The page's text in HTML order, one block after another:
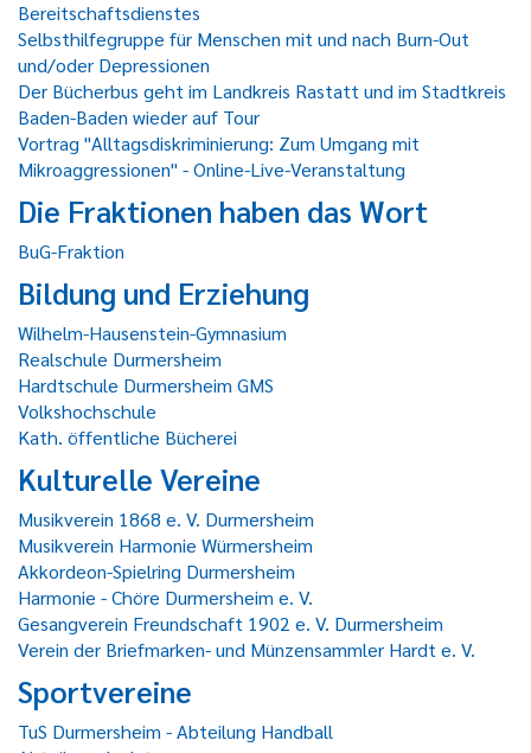
Bereitschaftsdienstes
Selbsthilfegruppe für Menschen mit und nach Burn-Out
und/oder Depressionen
Der Bücherbus geht im Landkreis Rastatt und im Stadtkreis
Baden-Baden wieder auf Tour
Vortrag "Alltagsdiskriminierung: Zum Umgang mit
Mikroaggressionen" - Online-Live-Veranstaltung
Die Fraktionen haben das Wort
BuG-Fraktion
Bildung und Erziehung
Wilhelm-Hausenstein-Gymnasium
Realschule Durmersheim
Hardtschule Durmersheim GMS
Volkshochschule
Kath. öffentliche Bücherei
Kulturelle Vereine
Musikverein 1868 e. V. Durmersheim
Musikverein Harmonie Würmersheim
Akkordeon-Spielring Durmersheim
Harmonie - Chöre Durmersheim e. V.
Gesangverein Freundschaft 1902 e. V. Durmersheim
Verein der Briefmarken- und Münzensammler Hardt e. V.
Sportvereine
TuS Durmersheim - Abteilung Handball